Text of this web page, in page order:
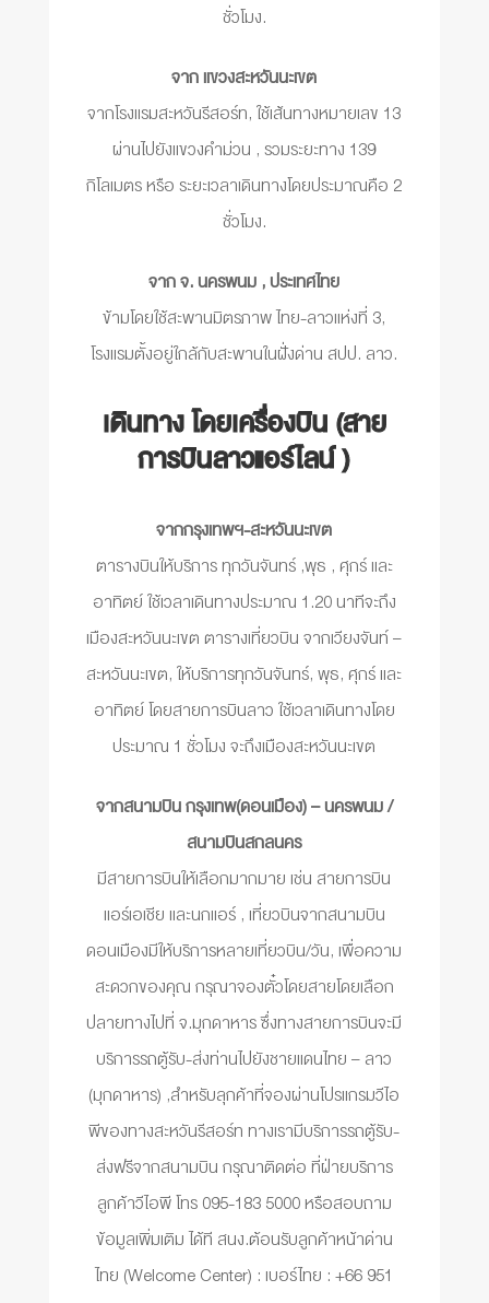
ชั่วโมง.
จาก แขวงสะหวันนะเขต
จากโรงแรมสะหวันรีสอร์ท, ใช้เส้นทางหมายเลข 13
ผ่านไปยังแขวงคำม่วน , รวมระยะทาง 139
กิโลเมตร หรือ ระยะเวลาเดินทางโดยประมาณคือ 2
ชั่วโมง.
จาก จ. นครพนม , ประเทศไทย
ข้ามโดยใช้สะพานมิตรภาพ ไทย-ลาวแห่งที่ 3,
โรงแรมตั้งอยู่ใกล้กับสะพานในฝั่งด่าน สปป. ลาว.
เดินทาง โดยเครื่องบิน (สาย
การบินลาวแอร์ไลน์ )
จากกรุงเทพฯ-สะหวันนะเขต
ตารางบินให้บริการ ทุกวันจันทร์ ,พุธ , ศุกร์ และ
อาทิตย์ ใช้เวลาเดินทางประมาณ 1.20 นาทีจะถึง
เมืองสะหวันนะเขต ตารางเที่ยวบิน จากเวียงจันท์ –
สะหวันนะเขต, ให้บริการทุกวันจันทร์, พุธ, ศุกร์ และ
อาทิตย์ โดยสายการบินลาว ใช้เวลาเดินทางโดย
ประมาณ 1 ชั่วโมง จะถึงเมืองสะหวันนะเขต
จากสนามบิน กรุงเทพ(ดอนเมือง) – นครพนม /
สนามบินสกลนคร
มีสายการบินให้เลือกมากมาย เช่น สายการบิน
แอร์เอเชีย และนกแอร์ , เที่ยวบินจากสนามบิน
ดอนเมืองมีให้บริการหลายเที่ยวบิน/วัน, เพื่อความ
สะดวกของคุณ กรุณาจองตั๋วโดยสายโดยเลือก
ปลายทางไปที่ จ.มุกดาหาร ซึ่งทางสายการบินจะมี
บริการรถตู้รับ-ส่งท่านไปยังชายแดนไทย – ลาว
(มุกดาหาร) ,สำหรับลุกค้าที่จองผ่านโปรแกรมวีไอ
พีของทางสะหวันรีสอร์ท ทางเรามีบริการรถตู้รับ-
ส่งฟรีจากสนามบิน กรุณาติดต่อ ที่ฝ่ายบริการ
ลูกค้าวีไอพี โทร 095-183 5000 หรือสอบถาม
ข้อมูลเพิ่มเติม ได้ที สนง.ต้อนรับลูกค้าหน้าด่าน
ไทย (Welcome Center) : เบอร์ไทย : +66 951